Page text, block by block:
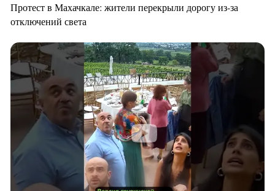
Протест в Махачкале: жители перекрыли дорогу из-за
отключений света